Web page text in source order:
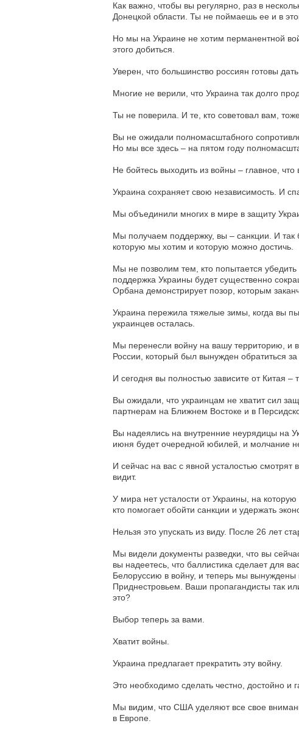
Как важно, чтобы вы регулярно, раз в
Донецкой области. Ты не поймаешь ее и в
Но мы на Украине не хотим перманентной
этого добиться.
Уверен, что большинство россиян готовы
Многие не верили, что Украина так долго
Ты не поверила. И те, кто советовал вам,
Вы не ожидали полномасштабного
Но мы все здесь – на пятом году
Не бойтесь выходить из войны – главное,
Украина сохраняет свою независимость. И
Мы объединили многих в мире в защиту
Мы получаем поддержку, вы – санкции. И так
которую мы хотим и которую можно достичь.
Мы не позволим тем, кто попытается
поддержка Украины будет существенно
Орбана демонстрирует позор, которым
Украина пережила тяжелые зимы, когда вы
украинцев осталась.
Мы перенесли войну на вашу территорию, и
России, который был вынужден обратиться
И сегодня вы полностью зависите от Китая –
Вы ожидали, что украинцам не хватит сил
партнерам на Ближнем Востоке и в
Вы надеялись на внутренние неурядицы на
июня будет очередной юбилей, и молчание
И сейчас на вас с явной усталостью
видит.
У мира нет усталости от Украины, на
кто помогает обойти санкции и удержать
Нельзя это упускать из виду. После 26 лет
Мы видели документы разведки, что вы
вы надеетесь, что баллистика сделает для
Белоруссию в войну, и теперь мы вынуждены
Приднестровьем. Ваши пропагандисты так
это?
Выбор теперь за вами.
Хватит войны.
Украина предлагает прекратить эту войну.
Это необходимо сделать честно, достойно и
Мы видим, что США уделяют все свое
в Европе.